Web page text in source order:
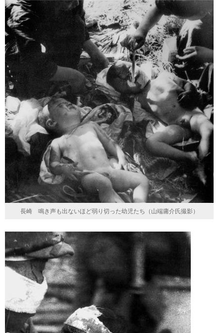
長崎 鳴き声も出ないほど弱り切った幼児たち（山端庸介氏撮影）